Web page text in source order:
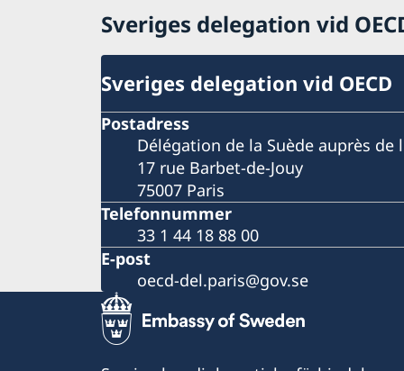
Sveriges delegation vid
Sveriges delegation vid OECD
Postadress
Délégation de la Suède auprès de
17 rue Barbet-de-Jouy
75007 Paris
Telefonnummer
33 1 44 18 88 00
E-post
oecd-del.paris@gov.se